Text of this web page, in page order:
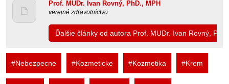
Prof. MUDr. Ivan Rovný, PhD., MPH
verejné zdravotníctvo
Ďalšie články od autora Prof. MUDr. Ivan Rovný,
#Nebezpecne #Kozmeticke #Kozmetika #Krem